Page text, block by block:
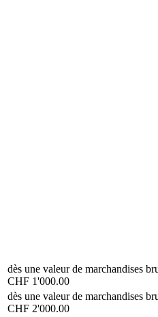
dès une valeur de marchandises
CHF 1'000.00
dès une valeur de marchandises
CHF 2'000.00